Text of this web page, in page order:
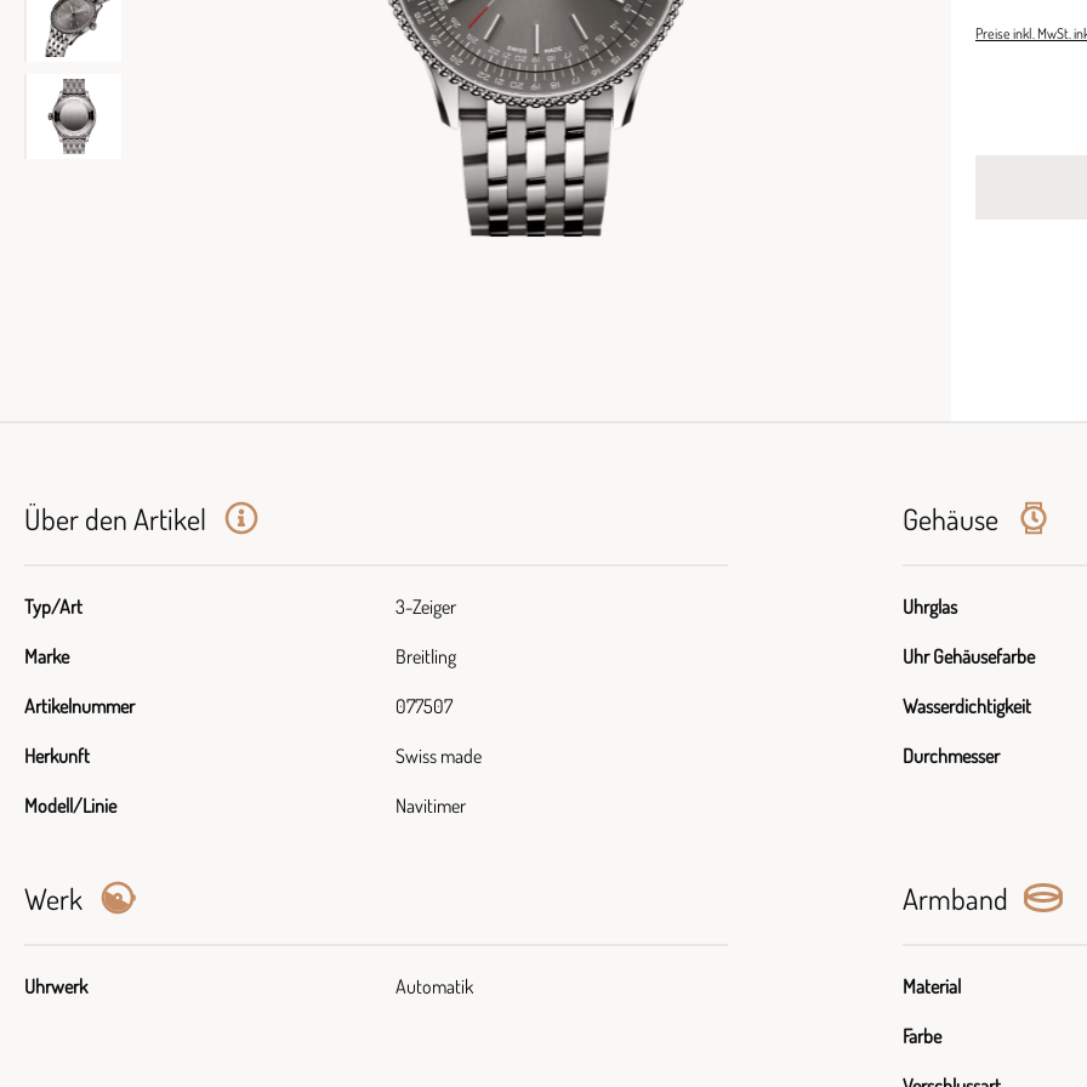
Preise inkl. MwSt.
Über den Artikel
Typ/Art 3-Zeiger
Marke Breitling
Artikelnummer 077507
Herkunft Swiss made
Modell/Linie Navitimer
Gehäuse
Uhrglas
Uhr Gehäusefarbe
Wasserdichtigkeit
Durchmesser
Werk
Uhrwerk Automatik
Armband
Material
Farbe